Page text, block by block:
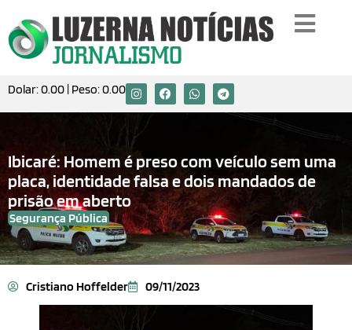
Dolar:0.00 | Peso:0.00
Ibicaré: Homem é preso com veículo sem uma
placa, identidade falsa e dois mandados de
prisão em aberto
Segurança Pública
Cristiano Hoffelder 09/11/2023